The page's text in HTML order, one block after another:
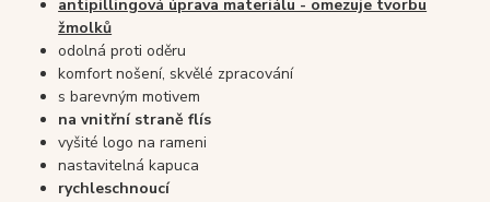
antipillingová úprava materiálu - omezuje tvorbu
žmolků
odolná proti oděru
komfort nošení, skvělé zpracování
s barevným motivem
na vnitřní straně flís
vyšité logo na rameni
nastavitelná kapuca
rychleschnoucí